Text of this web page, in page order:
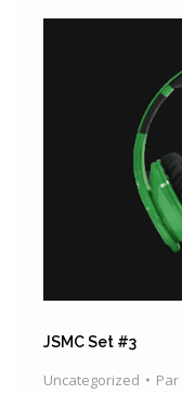
JSMC Set #3
Uncategorized Par